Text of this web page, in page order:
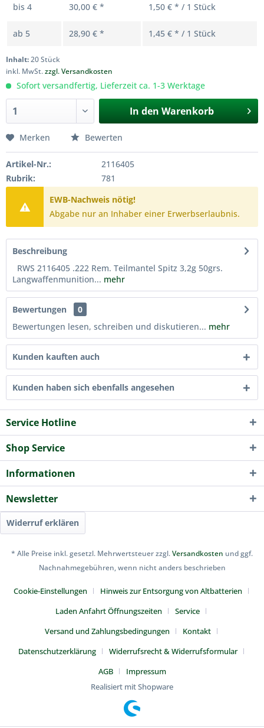
bis 4 30,00 € * 1,50 € * / 1 Stück
ab 5 28,90 € * 1,45 € * / 1 Stück
Inhalt:20 Stück
inkl. MwSt.zzgl. Versandkosten
Sofort versandfertig, Lieferzeit ca. 1-3 Werktage
In den Warenkorb
Merken Bewerten
Artikel-Nr.:
2116405
Rubrik:
781
EWB-Nachweis nötig!
Abgabe nur an Inhaber einer Erwerbserlaubnis.
Beschreibung
RWS 2116405 .222 Rem. Teilmantel Spitz 3,2g 50grs.
Langwaffenmunition... mehr
Bewertungen
0
Bewertungen lesen, schreiben und diskutieren... mehr
Kunden kauften auch
Kunden haben sich ebenfalls angesehen
Service Hotline
Shop Service
Informationen
Newsletter
Widerruf erklären
* Alle Preise inkl. gesetzl. Mehrwertsteuer zzgl.Versandkosten und ggf.
Nachnahmegebühren, wenn nicht anders beschrieben
Cookie-Einstellungen
Hinweis zur Entsorgung von Altbatterien
Laden Anfahrt Öffnungszeiten
Service
Versand und Zahlungsbedingungen
Kontakt
Datenschutzerklärung
Widerrufsrecht & Widerrufsformular
AGB
Impressum
Realisiert mit Shopware